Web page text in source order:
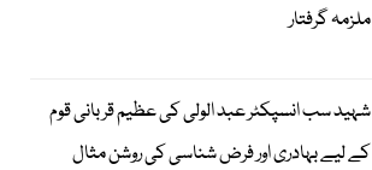
ملزمہ گرفتار
شہید سب انسپکٹر عبد الولی کی عظیم قربانی قوم
کے لیے بہادری اور فرض شناسی کی روشن مثال